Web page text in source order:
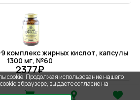
9 комплекс жирных кислот, капсулы
1300 мг, №60
2377₽
cookie. Продолжая использование нашего
в браузере, вы даете согласие на